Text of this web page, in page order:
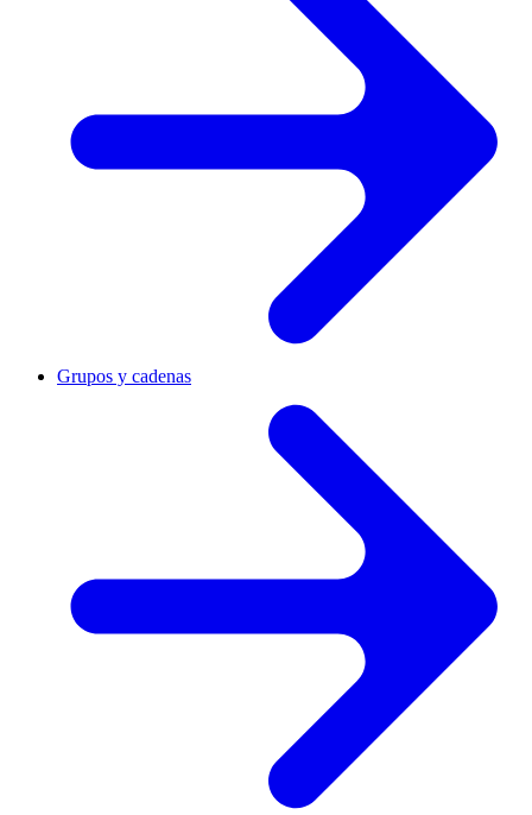
Grupos y cadenas